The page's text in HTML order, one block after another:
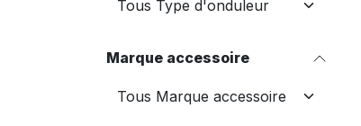
Marque accessoire